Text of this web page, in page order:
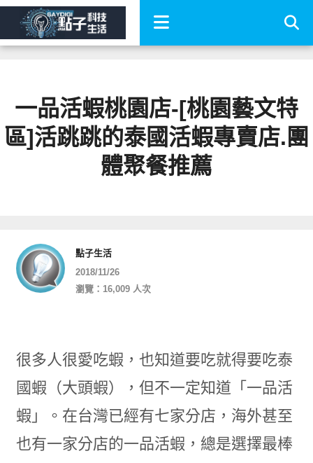
一品活蝦桃園店-[桃園藝文特
區]活跳跳的泰國活蝦專賣店.團
體聚餐推薦
點子生活
2018/11/26
瀏覽：16,009 人次
很多人很愛吃蝦，也知道要吃就得要吃泰
國蝦（大頭蝦），但不一定知道「一品活
蝦」。在台灣已經有七家分店，海外甚至
也有一家分店的一品活蝦，總是選擇最棒